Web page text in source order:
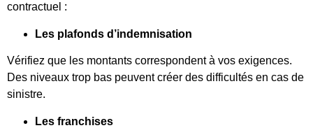
contractuel :
Les plafonds d’indemnisation
Vérifiez que les montants correspondent à vos exigences.
Des niveaux trop bas peuvent créer des difficultés en cas de
sinistre.
Les franchises